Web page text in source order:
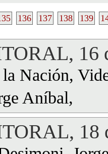
136 137 138 139
16
la Nación,
Aníbal,
18